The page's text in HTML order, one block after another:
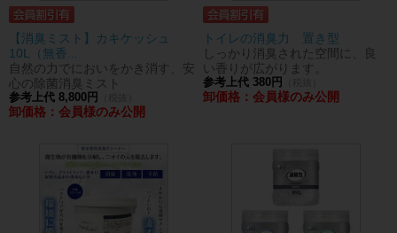
【消臭ミスト】カキケッシュ
10L（無香...
自然の力でにおいをかき消す、安
心の除菌消臭ミスト
参考上代 8,800円
卸価格：会員様のみ公開
トイレの消臭力 置き型
しっかり消臭された空間に、良
い香りが広がります。
参考上代 380円
卸価格：会員様のみ公開